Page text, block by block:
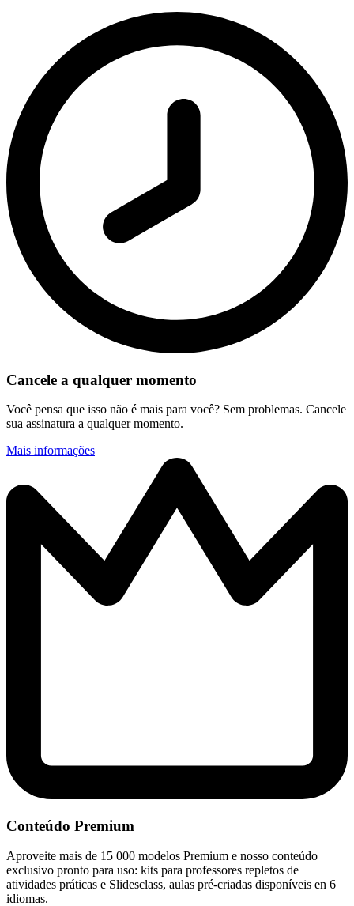
Cancele a qualquer momento
Você pensa que isso não é mais para você? Sem problemas. Cancele
sua assinatura a qualquer momento.
Mais informações
Conteúdo Premium
Aproveite mais de 15 000 modelos Premium e nosso conteúdo
exclusivo pronto para uso: kits para professores repletos de
atividades práticas e Slidesclass, aulas pré-criadas disponíveis en 6
idiomas.